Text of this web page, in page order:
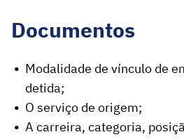
Documentos
Modalidade de vínculo de
detida;
O serviço de origem;
A carreira, categoria,